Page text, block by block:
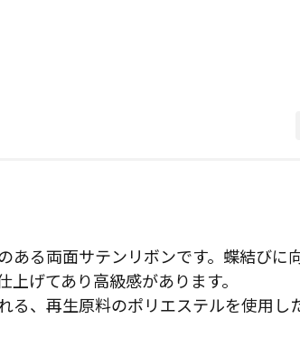
ある両面サテンリボンです。蝶結びに
げてあり高級感があります。
る、再生原料のポリエステルを使用し